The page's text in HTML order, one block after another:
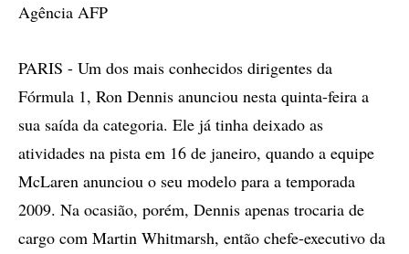
Agência AFP
PARIS - Um dos mais conhecidos dirigentes da
Fórmula 1, Ron Dennis anunciou nesta quinta-feira a
sua saída da categoria. Ele já tinha deixado as
atividades na pista em 16 de janeiro, quando a equipe
McLaren anunciou o seu modelo para a temporada
2009. Na ocasião, porém, Dennis apenas trocaria de
cargo com Martin Whitmarsh, então chefe-executivo da